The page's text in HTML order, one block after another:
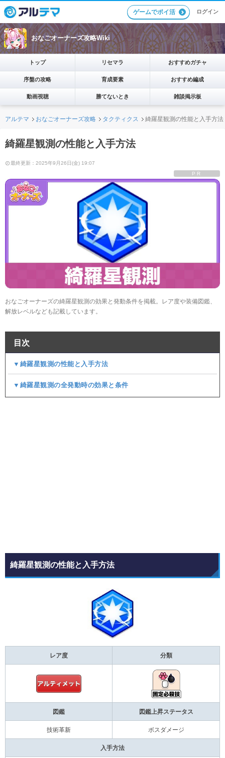
ゲームでポイ活 ログイン
おなごオーナーズ攻略Wiki
トップ リセマラ おすすめガチャ
序盤の攻略 育成要素 おすすめ編成
動画視聴 勝てないとき 雑談掲示板
アルテマ おなごオーナーズ攻略 タクティクス 綺羅星観測の性能と入手方法
綺羅星観測の性能と入手方法
最終更新：2025年9月26日(金) 19:07
PR
おなごオーナーズの綺羅星観測の効果と発動条件を掲載。レア度や装備図鑑、
解放レベルなども記載しています。
目次
▼綺羅星観測の性能と入手方法
▼綺羅星観測の全発動時の効果と条件
綺羅星観測の性能と入手方法
レア度 分類
図鑑 図鑑上昇ステータス
技術革新 ボスダメージ
入手方法